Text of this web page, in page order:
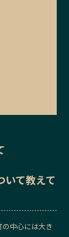
いて教えて
中心には大き